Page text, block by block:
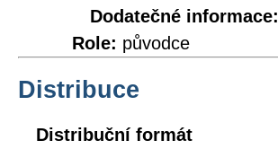
Dodatečné informace:
Role: původce
Distribuce
Distribuční formát